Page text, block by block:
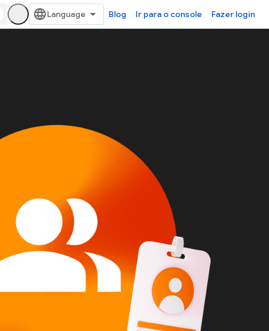
Blog Ir para o console Fazer login